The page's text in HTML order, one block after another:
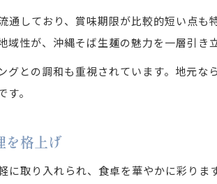
沖縄そば生麺を使っ
沖縄そば生麺人気の
沖縄そば生麺を比較
通しており、賞味期限が比較的短い点
性が、沖縄そば生麺の魅力を一層引き
グとの調和も重視されています。地元
。
を格上げ
に取り入れられ、食卓を華やかに彩り